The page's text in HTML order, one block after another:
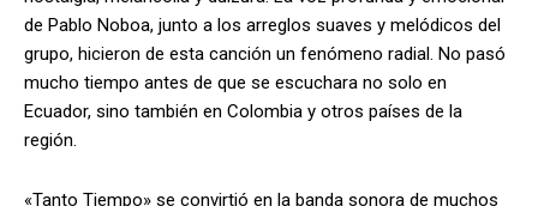
de Pablo Noboa, junto a los arreglos suaves y melódicos del
grupo, hicieron de esta canción un fenómeno radial. No pasó
mucho tiempo antes de que se escuchara no solo en
Ecuador, sino también en Colombia y otros países de la
región.
«Tanto Tiempo» se convirtió en la banda sonora de muchos